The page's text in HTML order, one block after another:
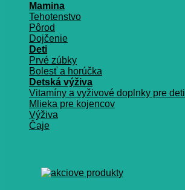
Mamina
Tehotenstvo
Pôrod
Dojčenie
Deti
Prvé zúbky
Bolesť a horúčka
Detská výživa
Vitamíny a vyživové doplnky pre deti
Mlieka pre kojencov
Výživa
Čaje